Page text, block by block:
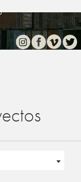
InstagramFacebook
Vimeo